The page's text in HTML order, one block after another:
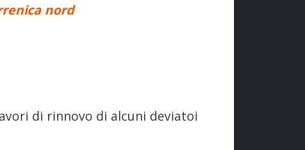
nord
di rinnovo di alcuni deviatoi